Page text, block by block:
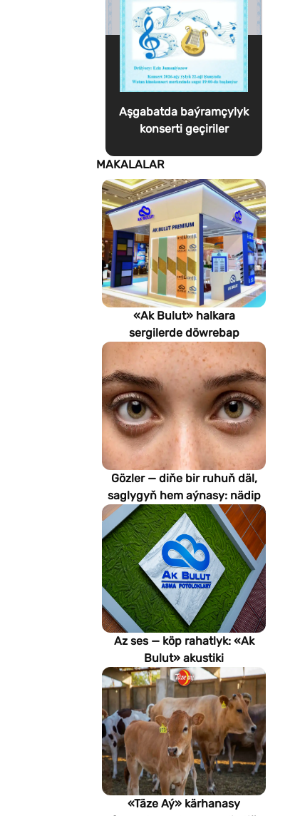
Aşgabatda baýramçylyk
konserti geçiriler
MAKALALAR
«Ak Bulut» halkara
sergilerde döwrebap
gurluşyk çözgütlerini
görkezýär
Gözler — diňe bir ruhuň däl,
saglygyň hem aýnasy: nädip
emeli aň keselleri suratlar
arkaly anyklaýar?
Az ses — köp rahatlyk: «Ak
Bulut» akustiki
potoloklarynyň
artykmaçlyklary
«Täze Aý» kärhanasy